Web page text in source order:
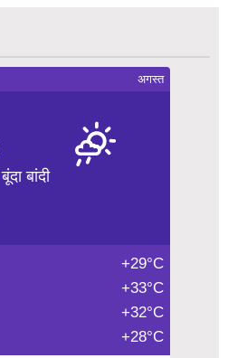
अगस्त
बूंदा बांदी
+29°C
+33°C
+32°C
+28°C